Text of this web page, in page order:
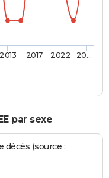
2013 2017 2022 20…
par sexe
(source :